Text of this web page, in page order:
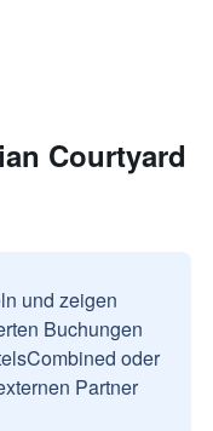
Courtyard
und zeigen
Buchungen
oder
Partner